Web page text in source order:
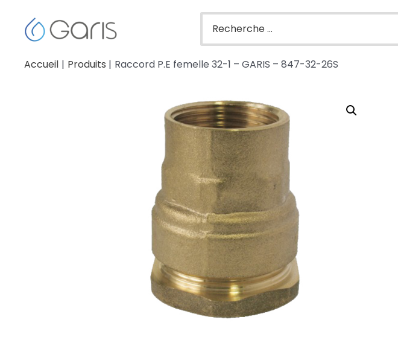
Accueil Produits Raccord P.E femelle 32-1 – GARIS – 847-32-26S